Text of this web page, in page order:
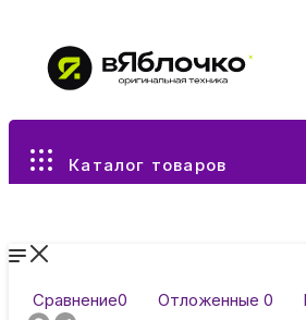
Каталог товаров
Сравнение0 Отложенные 0
Все разделы каталога